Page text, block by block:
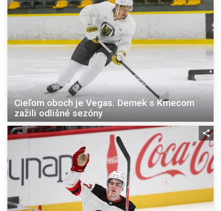
Cieľom oboch je Vegas. Demek s Kmecom
zažili odlišné sezóny